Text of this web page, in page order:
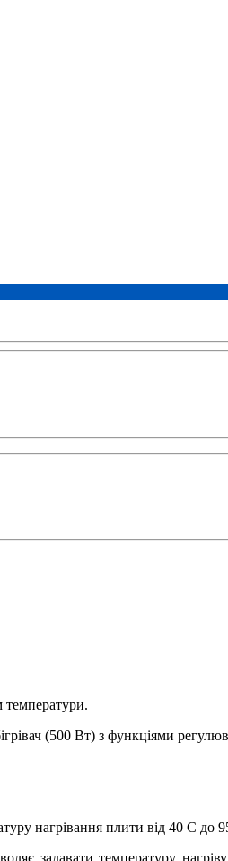
температури.
(500 Вт) з функціями
нагрівання плити від 40 С до